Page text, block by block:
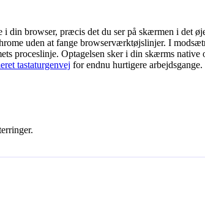
browser, præcis det du ser på skærmen i det
uden at fange browserværktøjslinjer. I
proceslinje. Optagelsen sker i din skærms
tastaturgenvej for endnu hurtigere arbejdsgange.